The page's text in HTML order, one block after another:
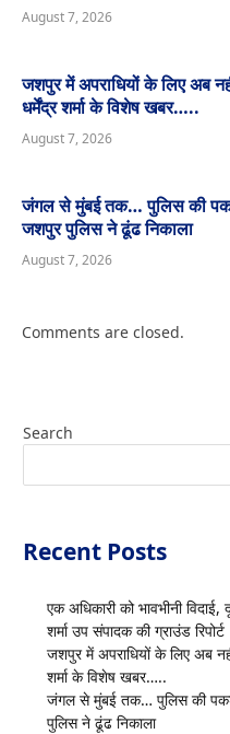
August 7, 2026
जशपुर में अपराधियों के लिए अब
धर्मेंद्र शर्मा के विशेष खबर…..
August 7, 2026
जंगल से मुंबई तक… पुलिस की
जशपुर पुलिस ने ढूंढ निकाला
August 7, 2026
Comments are closed.
Search
Recent Posts
एक अधिकारी को भावभीनी
शर्मा उप संपादक की ग्राउंड रिपोर्ट
जशपुर में अपराधियों के लिए अब
शर्मा के विशेष खबर…..
जंगल से मुंबई तक… पुलिस की
पुलिस ने ढूंढ निकाला